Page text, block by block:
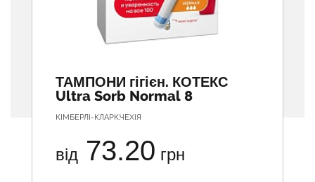
ТАМПОНИ гігієн. КОТЕКС
Ultra Sorb Normal 8
КІМБЕРЛІ-КЛАРК,ЧЕХІЯ
від 73.20 грн